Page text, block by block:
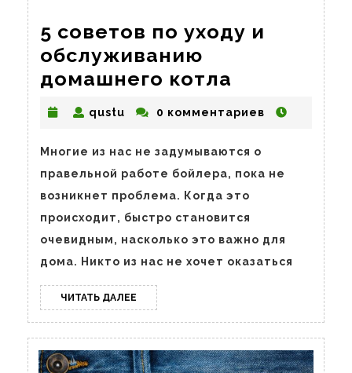
5 советов по уходу и
обслуживанию
домашнего котла
советов
по
уходу
и
котла
qustu qustu0 комментариев
Многие из нас не задумываются о
правельной работе бойлера, пока не
возникнет проблема. Когда это
происходит, быстро становится
очевидным, насколько это важно для
дома. Никто из нас не хочет оказаться
ЧИТАТЬ ДАЛЕЕ ЧИТАТЬ
ДАЛЕЕ